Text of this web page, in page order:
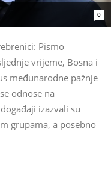
0
Pismo
vrijeme, Bosna i
međunarodne pažnje
odnose na
izazvali su
grupama, a posebno